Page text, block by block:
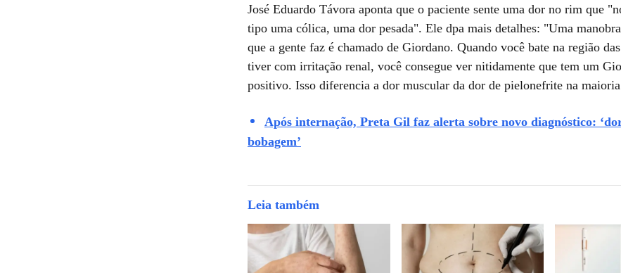
José Eduardo Távora aponta que o paciente sente uma dor no rim que
tipo uma cólica, uma dor pesada". Ele dpa mais detalhes: "Uma
que a gente faz é chamado de Giordano. Quando você bate na região
tiver com irritação renal, você consegue ver nitidamente que tem um
positivo. Isso diferencia a dor muscular da dor de pielonefrite na
Após internação, Preta Gil faz alerta sobre novo diagnóstico:
bobagem’
Leia também